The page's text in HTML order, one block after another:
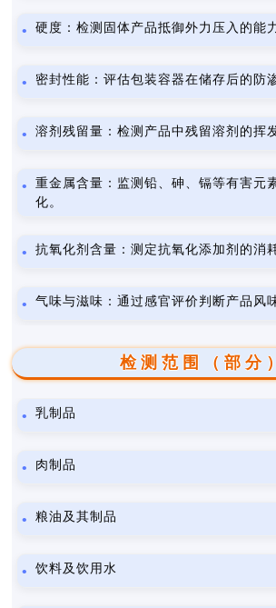
硬度：检测固体产品抵御外力压入的能
密封性能：评估包装容器在储存后的防
溶剂残留量：检测产品中残留溶剂的挥
重金属含量：监测铅、砷、镉等有害元
化。
抗氧化剂含量：测定抗氧化添加剂的消
气味与滋味：通过感官评价判断产品风
检测范围（部分
乳制品
肉制品
粮油及其制品
饮料及饮用水